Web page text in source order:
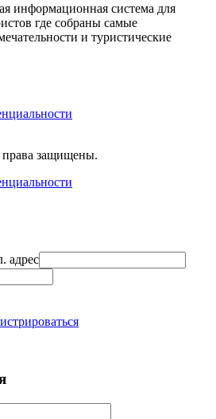
информационная система для
где собраны самые
и туристические
защищены.
адрес